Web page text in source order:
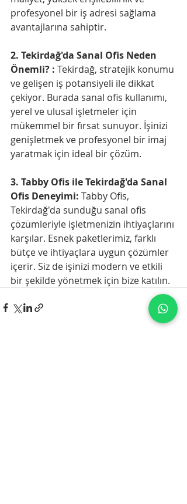
profesyonel bir iş adresi sağlama
avantajlarına sahiptir.
2. Tekirdağ'da Sanal Ofis Neden
Önemli? : Tekirdağ, stratejik konumu
ve gelişen iş potansiyeli ile dikkat
çekiyor. Burada sanal ofis kullanımı,
yerel ve ulusal işletmeler için
mükemmel bir fırsat sunuyor. İşinizi
genişletmek ve profesyonel bir imaj
yaratmak için ideal bir çözüm.
3. Tabby Ofis ile Tekirdağ'da Sanal
Ofis Deneyimi: Tabby Ofis,
Tekirdağ'da sunduğu sanal ofis
çözümleriyle işletmenizin ihtiyaçlarını
karşılar. Esnek paketlerimiz, farklı
bütçe ve ihtiyaçlara uygun çözümler
içerir. Siz de işinizi modern ve etkili
bir şekilde yönetmek için bize katılın.